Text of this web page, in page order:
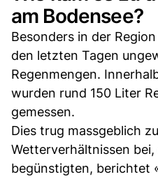
am Bodensee?
Besonders in der
den letzten Tagen
Regenmengen.
wurden rund 150 Liter
gemessen.
Dies trug massgeblich
Wetterverhältnissen
begünstigten, berichtet